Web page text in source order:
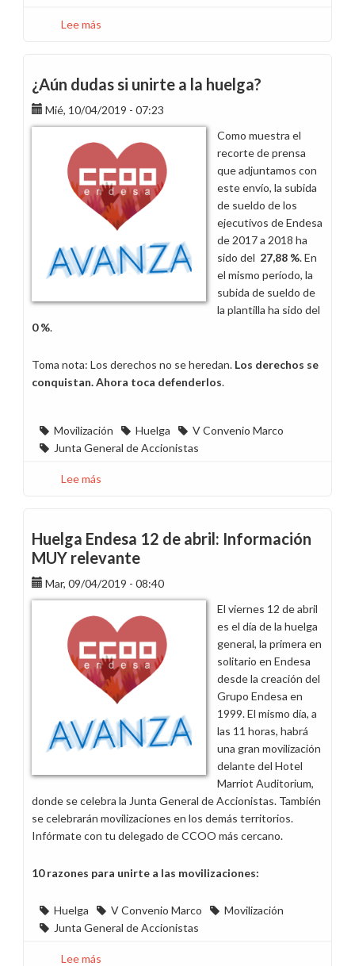
Lee más
a
movilizarte,
si
las
huelgas
“no
sirven
para
nada”?
¿Aún dudas si unirte a la huelga?
Mié, 10/04/2019 - 07:23
Como muestra el
recorte de prensa
que adjuntamos con
este envío, la subida
de sueldo de los
ejecutivos de Endesa
de 2017 a 2018 ha
sido del 27,88 %. En
el mismo período, la
subida de sueldo de
la plantilla ha sido del
0 %.
Toma nota: Los derechos no se heredan. Los derechos se
conquistan. Ahora toca defenderlos.
Movilización Huelga
V Convenio Marco
Junta General de Accionistas
Lee más
unirte
a
la
huelga?
Huelga Endesa 12 de abril: Información
MUY relevante
Mar, 09/04/2019 - 08:40
El viernes 12 de abril
es el día de la huelga
general, la primera en
solitario en Endesa
desde la creación del
Grupo Endesa en
1999. El mismo día, a
las 11 horas, habrá
una gran movilización
delante del Hotel
Marriot Auditorium,
donde se celebra la Junta General de Accionistas. También
se celebrarán movilizaciones en los demás territorios.
Infórmate con tu delegado de CCOO más cercano.
10 razones para unirte a las movilizaciones:
Huelga V Convenio Marco
Movilización
Junta General de Accionistas
Lee más